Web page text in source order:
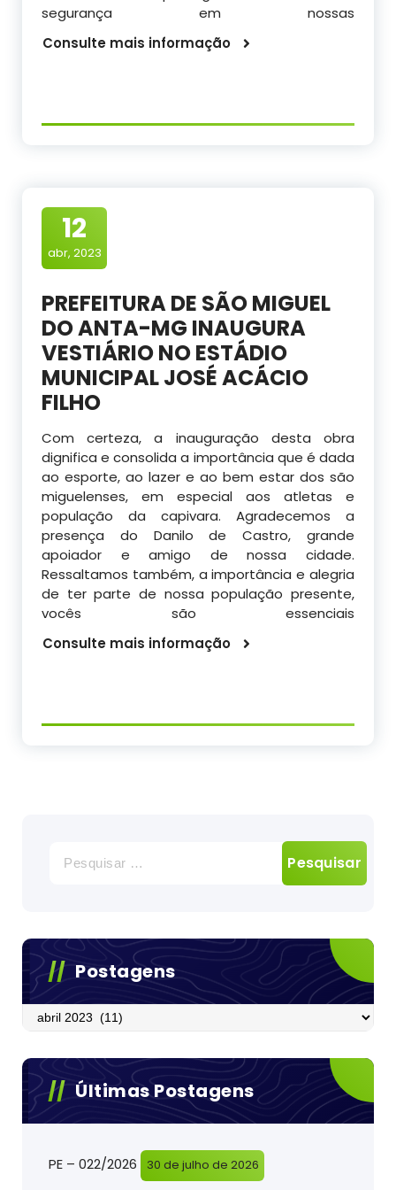
segurança em nossas
Consulte mais informação
12
abr, 2023
PREFEITURA DE SÃO MIGUEL
DO ANTA-MG INAUGURA
VESTIÁRIO NO ESTÁDIO
MUNICIPAL JOSÉ ACÁCIO
FILHO
Com certeza, a inauguração desta obra
dignifica e consolida a importância que é dada
ao esporte, ao lazer e ao bem estar dos são
miguelenses, em especial aos atletas e
população da capivara. Agradecemos a
presença do Danilo de Castro, grande
apoiador e amigo de nossa cidade.
Ressaltamos também, a importância e alegria
de ter parte de nossa população presente,
vocês são essenciais
Consulte mais informação
por:
Postagens
Postagens
Últimas Postagens
PE – 022/2026 30 de julho de 2026